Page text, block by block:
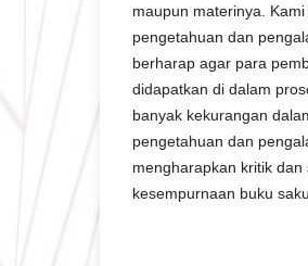
maupun materinya.
pengetahuan dan
berharap agar para
didapatkan di dalam
banyak kekurangan
pengetahuan dan
mengharapkan kritik
kesempurnaan buku